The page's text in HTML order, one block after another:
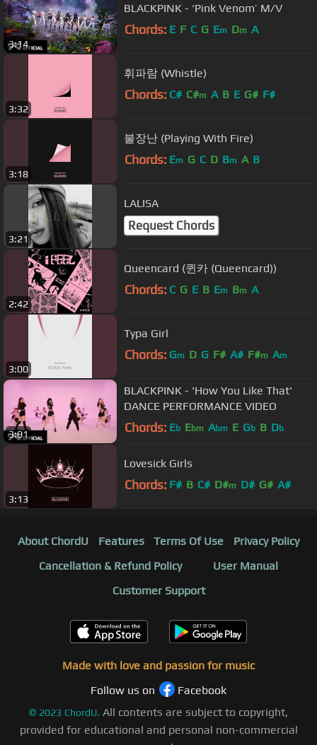
3:14
BLACKPINK - ‘Pink Venom’ M/V
Chords: E F C G Em Dm A
3:32
휘파람 (Whistle)
Chords: C# C#m A B E G# F#
3:18
불장난 (Playing With Fire)
Chords: Em G C D Bm A B
3:21
LALISA
Request Chords
2:42
Queencard (퀸카 (Queencard))
Chords: C G E B Em Bm A
3:00
Typa Girl
Chords: Gm D G F# A# F#m Am
3:01
BLACKPINK - 'How You Like That'
DANCE PERFORMANCE VIDEO
Chords: Eb Ebm Abm E Gb B Db
3:13
Lovesick Girls
Chords: F# B C# D#m D# G# A#
About ChordU Features Terms Of Use
Privacy Policy
Cancellation & Refund Policy
User Manual
Customer Support
Made with love and passion for music
Follow us on
Facebook
© 2023 ChordU. All contents are subject to copyright,
provided for educational and personal non-commercial